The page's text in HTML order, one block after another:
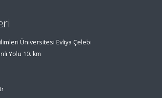
Üniversitesi Evliya Çelebi
Yolu 10. km